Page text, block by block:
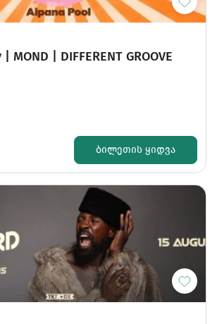
| DIFFERENT GROOVE
ᲑᲘᲚᲔᲗᲘᲡ ᲧᲘᲓᲕᲐ